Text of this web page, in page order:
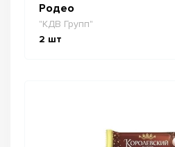
Родео
"КДВ Групп"
2 шт